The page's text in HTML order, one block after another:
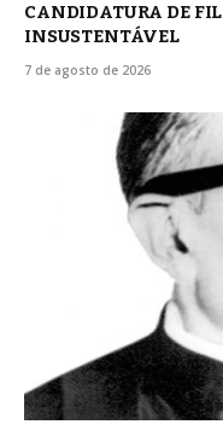
CANDIDATURA DE
INSUSTENTÁVEL
7 de agosto de 2026